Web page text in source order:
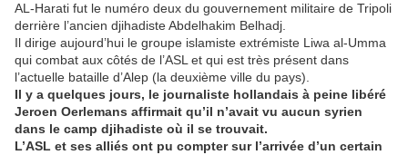
AL-Harati fut le numéro deux du gouvernement militaire de Tripoli
derrière l’ancien djihadiste Abdelhakim Belhadj.
Il dirige aujourd’hui le groupe islamiste extrémiste Liwa al-Umma
qui combat aux côtés de l’ASL et qui est très présent dans
l’actuelle bataille d’Alep (la deuxième ville du pays).
Il y a quelques jours, le journaliste hollandais à peine libéré
Jeroen Oerlemans affirmait qu’il n’avait vu aucun syrien
dans le camp djihadiste où il se trouvait.
L’ASL et ses alliés ont pu compter sur l’arrivée d’un certain